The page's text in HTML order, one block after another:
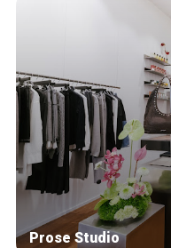
Prose Studio